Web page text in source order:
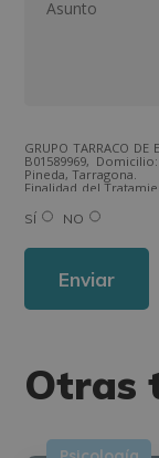
GRUPO TARRACO DE
B01589969,
Pineda, Tarragona.
Finalidad del
los productos
interés.
Derechos: Puede
Para más
SÍ NO
Otras